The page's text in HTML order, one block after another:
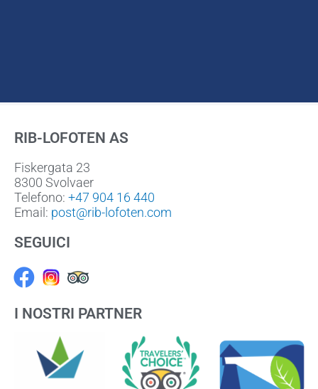
RIB-LOFOTEN AS
Fiskergata 23
8300 Svolvaer
Telefono: +47 904 16 440
Email: post@rib-lofoten.com
SEGUICI
Facebook
I NOSTRI PARTNER